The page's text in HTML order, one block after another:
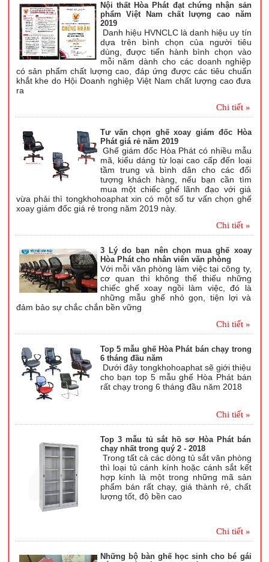
Nội thất Hòa Phát đạt chứng nhận sản
phẩm Việt Nam chất lượng cao năm
2019
Danh hiệu HVNCLC là danh hiệu uy tín
dựa trên bình chọn của người tiêu
dùng, được tiến hành bình chọn vào
mỗi năm dành cho các doanh nghiệp
có sản phẩm chất lượng cao, đáp ứng được các tiêu chuẩn
khắt khe do Hội Doanh nghiệp Việt Nam chất lượng cao đưa
ra
Chi tiết »
Tư vấn chọn ghế xoay giám đốc Hòa
Phát giá rẻ năm 2019
Ghế giám đốc Hòa Phát có nhiều mẫu
mã, kiểu dáng từ loại cao cấp đến loại
tầm trung và bình dân cho các đối
tượng khách hàng, nếu bạn cần tìm
mua một chiếc ghế lãnh đạo với giá
vừa phải thì tongkhohoaphat xin có một số tư vấn chọn ghế
xoay giám đốc giá rẻ trong năm 2019 này.
Chi tiết »
3 Lý do bạn nên chọn mua ghế xoay
Hòa Phát cho nhân viên văn phòng
Với mỗi văn phòng làm việc tại công ty,
cơ quan thì không thể thiếu những
chiếc ghế xoay ngồi làm việc, đó là
những mẫu ghế nhỏ gọn, tiện lợi và
đảm bảo sự chắc chắn bền vững
Chi tiết »
Top 5 mẫu ghế Hòa Phát bán chạy trong
6 tháng đầu năm
Dưới đây tongkhohoaphat sẽ giới thiệu
cho bạn top 5 mẫu ghế Hòa Phát bán
rất chạy trong 6 tháng đầu năm 2018
Chi tiết »
Top 3 mẫu tủ sắt hồ sơ Hòa Phát bán
chạy nhất trong quý 2 - 2018
Trong tất cả các dòng tủ sắt văn phòng
thì loại tủ cánh kính hoặc cánh sắt kết
hợp kính là một trong những mã sản
phẩm bán rất chạy, giá thành rẻ, chất
lượng tốt, độ bền cao
Chi tiết »
Những bộ bàn ghế học sinh cho bé gái